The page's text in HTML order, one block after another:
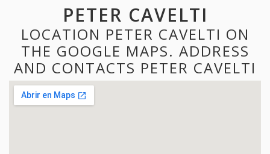
PETER CAVELTI
LOCATION PETER CAVELTI ON
THE GOOGLE MAPS. ADDRESS
AND CONTACTS PETER CAVELTI